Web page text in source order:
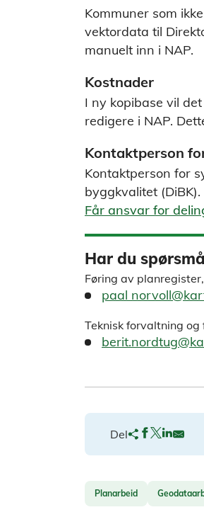
Kommuner som
vektordata til
manuelt inn i NAP.
Kostnader
I ny kopibase vil
redigere i NAP.
Kontaktperson
Kontaktperson for
byggkvalitet (DiBK).
Får ansvar for
Har du
Føring av
paal
Teknisk forvaltning
Del
Planarbeid